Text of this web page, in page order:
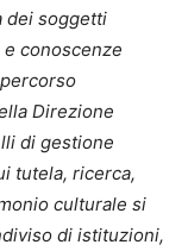
dei soggetti
conoscenze
Direzione
di gestione
tutela, ricerca,
culturale si
di istituzioni,